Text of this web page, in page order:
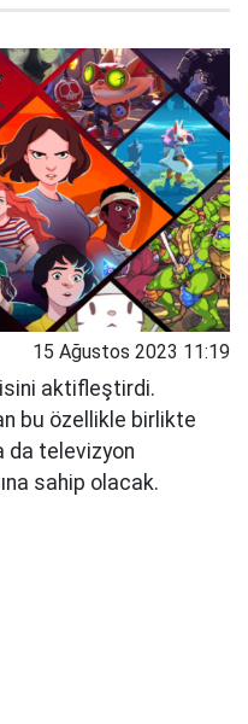
15 Ağustos 2023 11:19
aktifleştirdi.
bu özellikle birlikte
da televizyon
sahip olacak.